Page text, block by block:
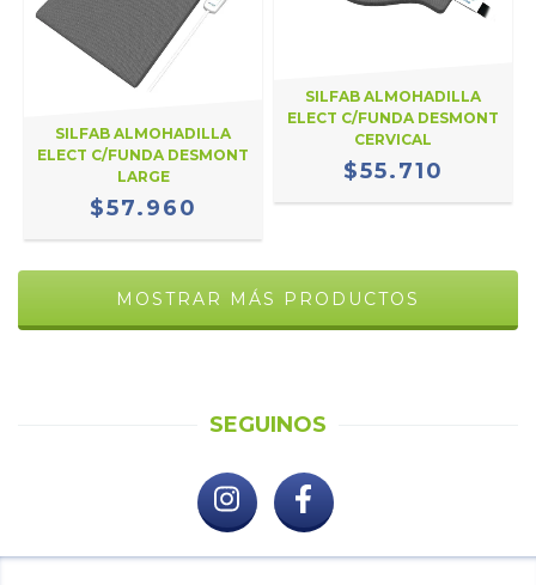
SILFAB ALMOHADILLA
ELECT C/FUNDA DESMONT
LARGE
$57.960
SILFAB ALMOHADILLA
ELECT C/FUNDA DESMONT
CERVICAL
$55.710
MOSTRAR MÁS PRODUCTOS
SEGUINOS